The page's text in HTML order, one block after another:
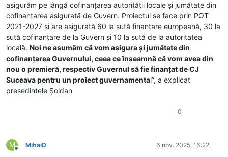
asigurăm pe lângă cofinanțarea autorității locale și jumătate din
cofinanțarea asigurată de Guvern. Proiectul se face prin POT
2021-2027 și are asigurată 60 la sută finanțare europeană, 30 la
sută cofinanțare de la Guvern și 10 la sută de la autoritatea
locală. Noi ne asumăm că vom asigura și jumătate din
cofinanțarea Guvernului, ceea ce înseamnă că vom avea din
nou o premieră, respectiv Guvernul să fie finanțat de CJ
Suceava pentru un proiect guvernamental”, a explicat
președintele Șoldan
0
M
Deconectat
MihaiD 6 nov. 2025, 16:22